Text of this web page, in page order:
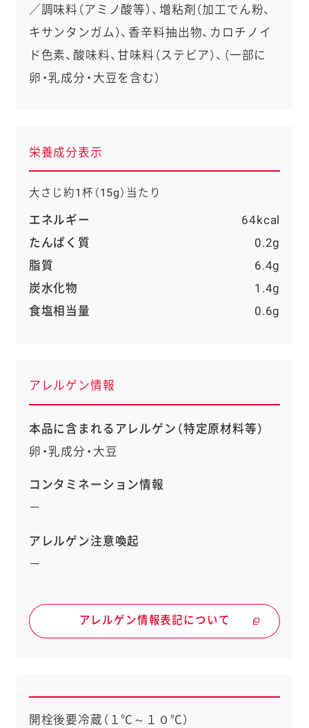
／調味料（アミノ酸等）、増粘剤（加工でん粉、
キサンタンガム）、香辛料抽出物、カロチノイ
ド色素、酸味料、甘味料（ステビア）、（一部に
卵・乳成分・大豆を含む）
栄養成分表示
大さじ約1杯（15g）当たり
エネルギー
64kcal
たんぱく質
0.2g
脂質
6.4g
炭水化物
1.4g
食塩相当量
0.6g
アレルゲン情報
本品に含まれるアレルゲン（特定原材料等）
卵・乳成分・大豆
コンタミネーション情報
－
アレルゲン注意喚起
－
アレルゲン情報表記について
開栓後要冷蔵（１℃～１０℃）